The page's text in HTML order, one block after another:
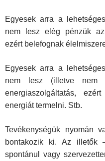
Egyesek arra a
nem lesz elég pénzük az
ezért belefognak
Egyesek arra a
nem lesz (illetve nem
energiaszolgáltatás,
energiát termelni. Stb.
Tevékenységük nyomán
bontakozik ki. Az illetők
spontánul vagy